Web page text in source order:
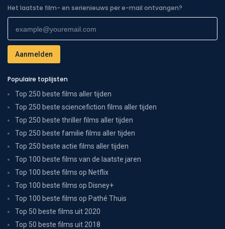
Het laatste film- en serienieuws per e-mail ontvangen?
Populaire toplijsten
Top 250 beste films aller tijden
Top 250 beste sciencefiction films aller tijden
Top 250 beste thriller films aller tijden
Top 250 beste familie films aller tijden
Top 250 beste actie films aller tijden
Top 100 beste films van de laatste jaren
Top 100 beste films op Netflix
Top 100 beste films op Disney+
Top 100 beste films op Pathé Thuis
Top 50 beste films uit 2020
Top 50 beste films uit 2018